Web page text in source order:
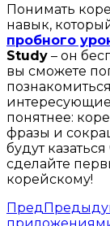
Понимать
навык,
пробного
Study – он
вы сможете
интересующие
понятнее:
фразы и
будут
сделайте
корейскому!
Пред